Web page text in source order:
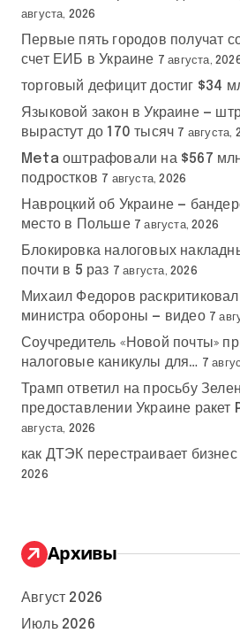
августа, 2026
Первые пять городов получат
счет ЕИБ в Украине 7 августа,
торговый дефицит достиг $34
Языковой закон в Украине —
вырастут до 170 тысяч 7 августа,
Meta оштрафовали на $567 млн
подростков 7 августа, 2026
Навроцкий об Украине —
место в Польше 7 августа, 2026
Блокировка налоговых
почти в 5 раз 7 августа, 2026
Михаил Федоров раскритиковал
министра обороны — видео 7
Соучредитель «Новой почты»
налоговые каникулы для… 7
Трамп ответил на просьбу
предоставлении Украине
августа, 2026
как ДТЭК перестраивает
2026
Архивы
Август 2026
Июль 2026